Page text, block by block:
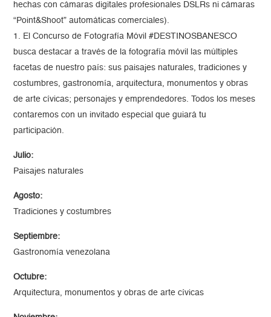
hechas con cámaras digitales profesionales DSLRs ni cámaras
“Point&Shoot” automáticas comerciales).
1. El Concurso de Fotografía Móvil #DESTINOSBANESCO
busca destacar a través de la fotografía móvil las múltiples
facetas de nuestro país: sus paisajes naturales, tradiciones y
costumbres, gastronomía, arquitectura, monumentos y obras
de arte cívicas; personajes y emprendedores. Todos los meses
contaremos con un invitado especial que guiará tu
participación.
Julio:
Paisajes naturales
Agosto:
Tradiciones y costumbres
Septiembre:
Gastronomía venezolana
Octubre:
Arquitectura, monumentos y obras de arte cívicas